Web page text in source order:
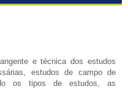
e técnica dos estudos
estudos de campo de
os tipos de estudos, as